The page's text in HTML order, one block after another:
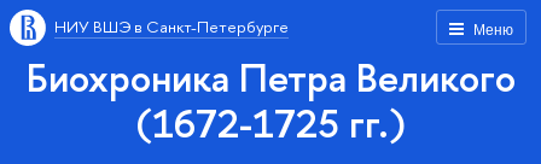
Меню
НИУ ВШЭ в Санкт-Петербурге
Биохроника Петра Великого
(1672-1725 гг.)